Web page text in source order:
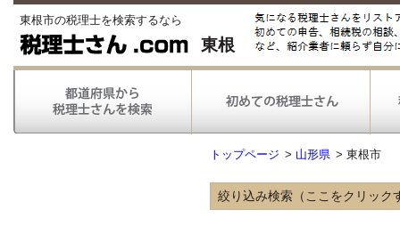
東根市の税理士を検索するなら
東根
トップページ > 山形県 > 東根市
絞り込み検索（ここをクリック